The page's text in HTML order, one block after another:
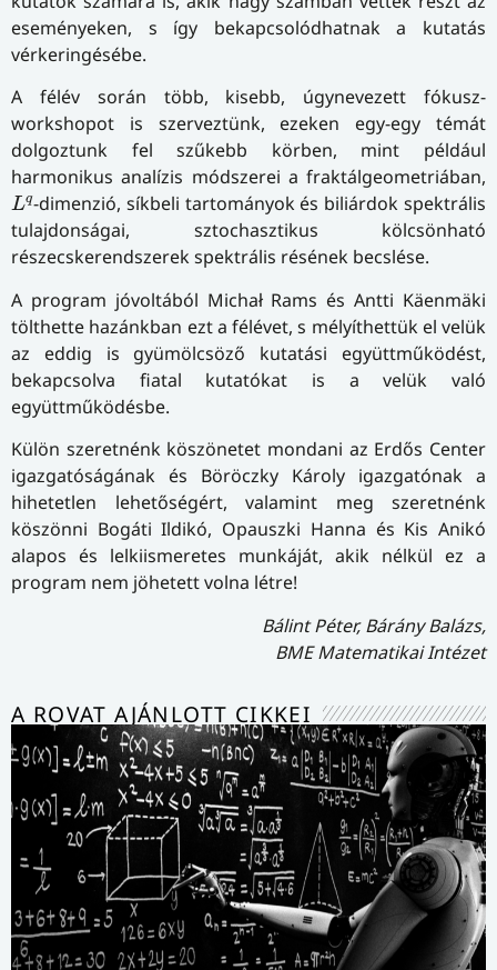
eseményeken, s így bekapcsolódhatnak a kutatás
vérkeringésébe.
A félév során több, kisebb, úgynevezett fókusz-
workshopot is szerveztünk, ezeken egy-egy témát
dolgoztunk fel szűkebb körben, mint például
harmonikus analízis módszerei a fraktálgeometriában,
Lq
Lq-dimenzió, síkbeli tartományok és biliárdok spektrális
tulajdonságai, sztochasztikus kölcsönható
részecskerendszerek spektrális résének becslése.
A program jóvoltából Michał Rams és Antti Käenmäki
tölthette hazánkban ezt a félévet, s mélyíthettük el velük
az eddig is gyümölcsöző kutatási együttműködést,
bekapcsolva fiatal kutatókat is a velük való
együttműködésbe.
Külön szeretnénk köszönetet mondani az Erdős Center
igazgatóságának és Böröczky Károly igazgatónak a
hihetetlen lehetőségért, valamint meg szeretnénk
köszönni Bogáti Ildikó, Opauszki Hanna és Kis Anikó
alapos és lelkiismeretes munkáját, akik nélkül ez a
program nem jöhetett volna létre!
Bálint Péter, Bárány Balázs,
BME Matematikai Intézet
A ROVAT AJÁNLOTT CIKKEI